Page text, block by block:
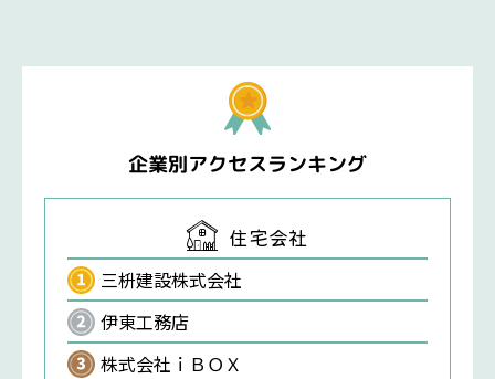
企業別アクセスランキング
住宅会社
三枡建設株式会社
伊東工務店
株式会社ｉＢＯＸ